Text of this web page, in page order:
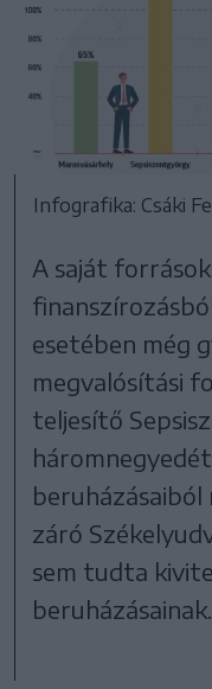
Infografika: Csáki
A saját
esetében még
megvalósítási
teljesítő
záró
sem tudta
beruházásainak.